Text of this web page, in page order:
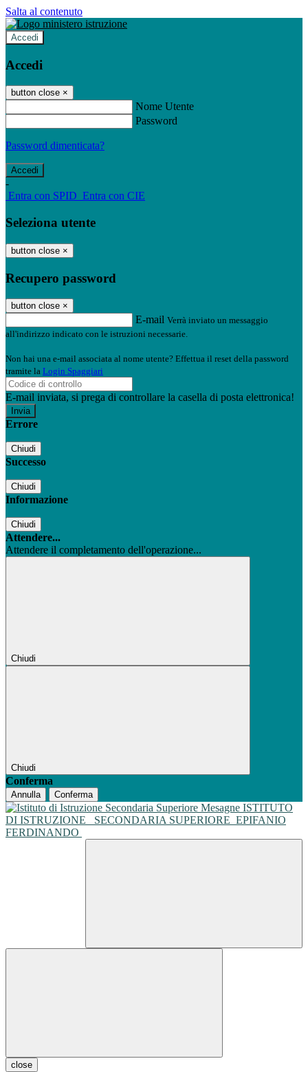
Salta al contenuto
Accedi
Accedi
button close ×
Nome Utente
Password
Password dimenticata?
-
Entra con SPID Entra con CIE
Seleziona utente
button close ×
Recupero password
button close ×
E-mail Verrà inviato un messaggio
all'indirizzo indicato con le istruzioni necessarie.
Non hai una e-mail associata al nome utente? Effettua il reset della password
tramite la Login Spaggiari
E-mail inviata, si prega di controllare la casella di posta elettronica!
Errore
Chiudi
Successo
Chiudi
Informazione
Chiudi
Attendere...
Attendere il completamento dell'operazione...
Chiudi
Chiudi
Conferma
Annulla Conferma
ISTITUTO
DI ISTRUZIONE
SECONDARIA SUPERIORE EPIFANIO
FERDINANDO
close